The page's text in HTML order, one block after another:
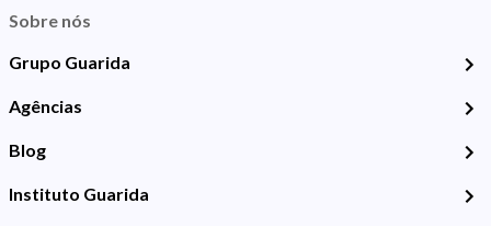
Sobre nós
Grupo Guarida
Agências
Blog
Instituto Guarida